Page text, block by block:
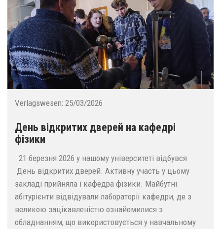
Verlagswesen: 25/03/2026
День відкритих дверей на кафедрі
фізики
21 березня 2026 у нашому університеті відбувся
День відкритих дверей. Активну участь у цьому
закладі прийняла і кафедра фізики. Майбутні
абітурієнти відвідували лабораторії кафедри, де з
великою зацікавленістю ознайомилися з
обладнанням, що використовується у навчальному